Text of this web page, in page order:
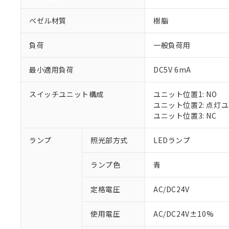
ベゼル材質 樹脂
負荷 一般負荷用
最小適用負荷 DC5V 6mA
スイッチユニット構成
ユニット位置1: NO
ユニット位置2: 点灯
ユニット位置3: NC
ランプ 照光部方式 LEDランプ
ランプ色 青
定格電圧 AC/DC24V
使用電圧 AC/DC24V±10%
※1 対応状況